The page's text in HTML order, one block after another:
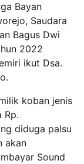
Bayan
Saudara
Bagus Dwi
2022
ikut Dsa.
koban jenis
Rp.
diduga palsu
akan
Sound